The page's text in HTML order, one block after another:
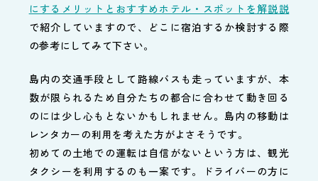
にするメリットとおすすめホテル・スポットを解説説
で紹介していますので、どこに宿泊するか検討する際
の参考にしてみて下さい。
島内の交通手段として路線バスも走っていますが、本
数が限られるため自分たちの都合に合わせて動き回る
のには少し心もとないかもしれません。島内の移動は
レンタカーの利用を考えた方がよさそうです。
初めての土地での運転は自信がないという方は、観光
タクシーを利用するのも一案です。ドライバーの方に